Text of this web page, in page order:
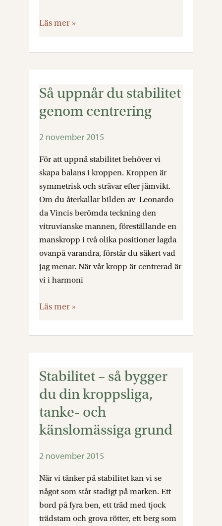
Läs mer »
Så uppnår du stabilitet
genom centrering
2 november 2015
För att uppnå stabilitet behöver vi
skapa balans i kroppen. Kroppen är
symmetrisk och strävar efter jämvikt.
Om du återkallar bilden av Leonardo
da Vincis berömda teckning den
vitruvianske mannen, föreställande en
manskropp i två olika positioner lagda
ovanpå varandra, förstår du säkert vad
jag menar. När vår kropp är centrerad är
vi i harmoni
Så
uppnår
du
centrering
Läs mer »
Stabilitet – så bygger
du din kroppsliga,
tanke- och
känslomässiga grund
2 november 2015
När vi tänker på stabilitet kan vi se
något som står stadigt på marken. Ett
bord på fyra ben, ett träd med tjock
trädstam och grova rötter, ett berg som
Stabilitet
så
bygger
du
kroppsliga,
och
känslomässiga
grund